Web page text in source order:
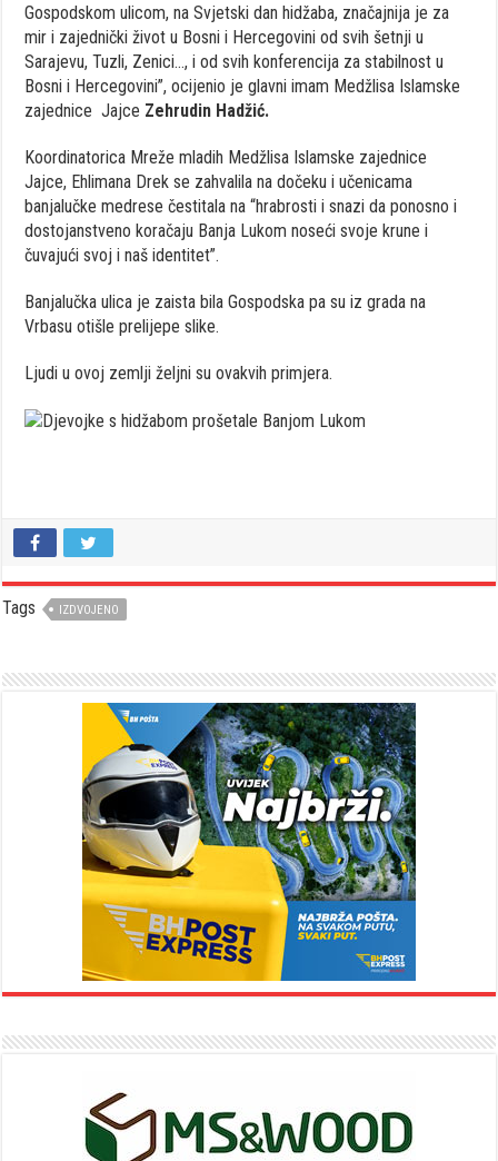
Gospodskom ulicom, na Svjetski dan hidžaba, značajnija je za
mir i zajednički život u Bosni i Hercegovini od svih šetnji u
Sarajevu, Tuzli, Zenici…, i od svih konferencija za stabilnost u
Bosni i Hercegovini”, ocijenio je glavni imam Medžlisa Islamske
zajednice Jajce Zehrudin Hadžić.
Koordinatorica Mreže mladih Medžlisa Islamske zajednice
Jajce, Ehlimana Drek se zahvalila na dočeku i učenicama
banjalučke medrese čestitala na “hrabrosti i snazi da ponosno i
dostojanstveno koračaju Banja Lukom noseći svoje krune i
čuvajući svoj i naš identitet”.
Banjalučka ulica je zaista bila Gospodska pa su iz grada na
Vrbasu otišle prelijepe slike.
Ljudi u ovoj zemlji željni su ovakvih primjera.
Tags IZDVOJENO